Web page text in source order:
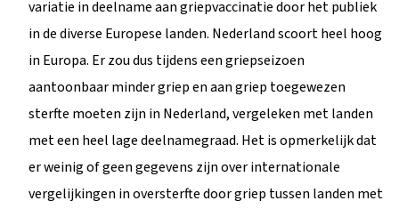
variatie in deelname aan griepvaccinatie door het publiek
in de diverse Europese landen. Nederland scoort heel hoog
in Europa. Er zou dus tijdens een griepseizoen
aantoonbaar minder griep en aan griep toegewezen
sterfte moeten zijn in Nederland, vergeleken met landen
met een heel lage deelnamegraad. Het is opmerkelijk dat
er weinig of geen gegevens zijn over internationale
vergelijkingen in oversterfte door griep tussen landen met